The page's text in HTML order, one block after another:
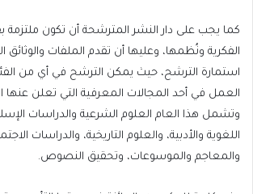
كما يجب على دار النشر المترشحة أن تكون ملتزمة
الفكرية ونُظمها، وعليها أن تقدم الملفات والوثائق
استمارة الترشح، حيث يمكن الترشح في أي من
العمل في أحد المجالات المعرفية التي تعلن عنها
وتشمل هذا العام العلوم الشرعية والدراسات
اللغوية والأدبية، والعلوم التاريخية، والدراسات
والمعاجم والموسوعات، وتحقيق النصوص.